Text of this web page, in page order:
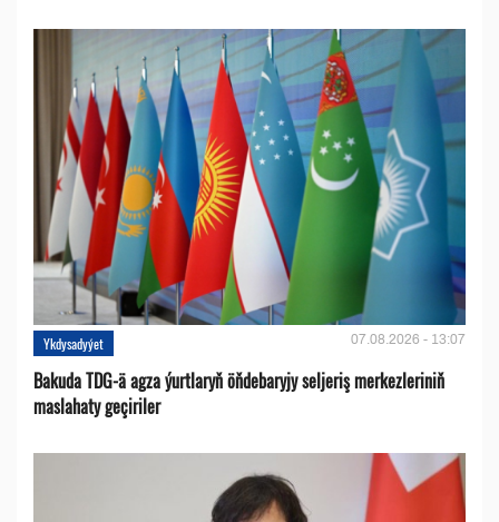
Ykdysadyýet 07.08.2026 - 13:07
Bakuda TDG-ä agza ýurtlaryň öňdebaryjy seljeriş merkezleriniň
maslahaty geçiriler